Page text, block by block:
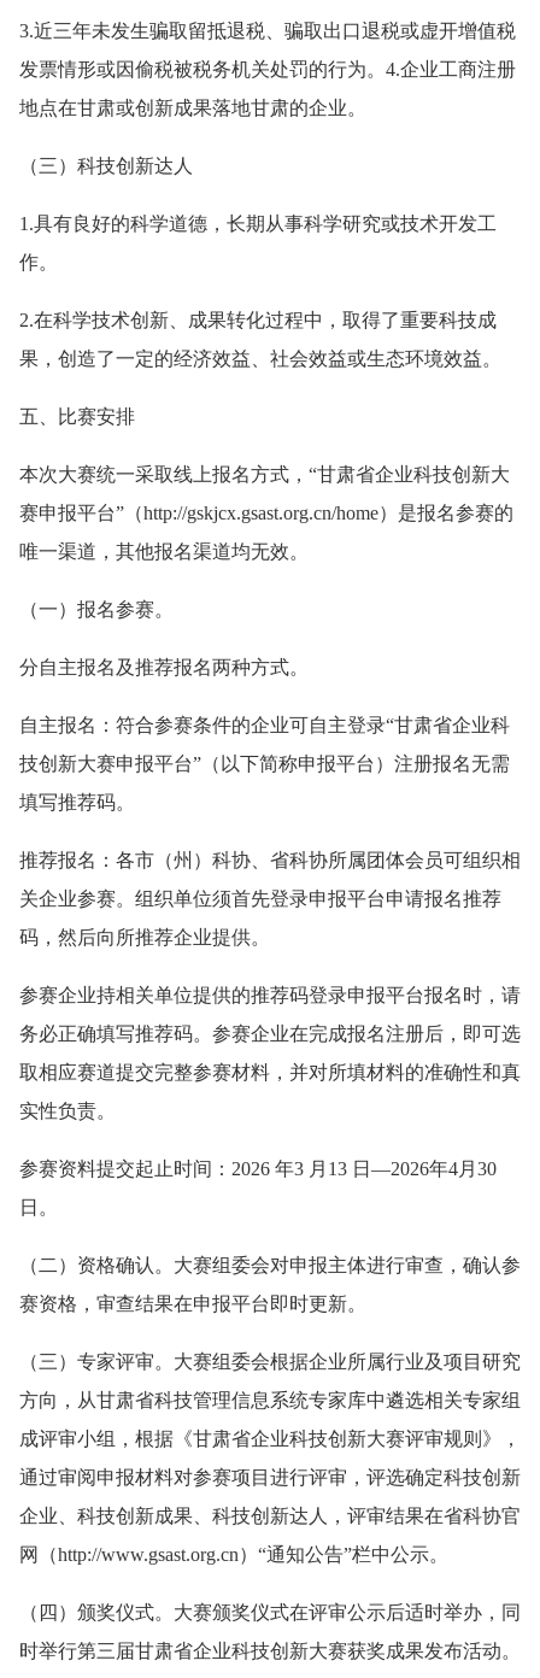
3.近三年未发生骗取留抵退税、骗取出口退税或虚开增值税
发票情形或因偷税被税务机关处罚的行为。4.企业工商注册
地点在甘肃或创新成果落地甘肃的企业。
（三）科技创新达人
1.具有良好的科学道德，长期从事科学研究或技术开发工
作。
2.在科学技术创新、成果转化过程中，取得了重要科技成
果，创造了一定的经济效益、社会效益或生态环境效益。
五、比赛安排
本次大赛统一采取线上报名方式，“甘肃省企业科技创新大
赛申报平台”（http://gskjcx.gsast.org.cn/home）是报名参赛的
唯一渠道，其他报名渠道均无效。
（一）报名参赛。
分自主报名及推荐报名两种方式。
自主报名：符合参赛条件的企业可自主登录“甘肃省企业科
技创新大赛申报平台”（以下简称申报平台）注册报名无需
填写推荐码。
推荐报名：各市（州）科协、省科协所属团体会员可组织相
关企业参赛。组织单位须首先登录申报平台申请报名推荐
码，然后向所推荐企业提供。
参赛企业持相关单位提供的推荐码登录申报平台报名时，请
务必正确填写推荐码。参赛企业在完成报名注册后，即可选
取相应赛道提交完整参赛材料，并对所填材料的准确性和真
实性负责。
参赛资料提交起止时间：2026 年3 月13 日—2026年4月30
日。
（二）资格确认。大赛组委会对申报主体进行审查，确认参
赛资格，审查结果在申报平台即时更新。
（三）专家评审。大赛组委会根据企业所属行业及项目研究
方向，从甘肃省科技管理信息系统专家库中遴选相关专家组
成评审小组，根据《甘肃省企业科技创新大赛评审规则》，
通过审阅申报材料对参赛项目进行评审，评选确定科技创新
企业、科技创新成果、科技创新达人，评审结果在省科协官
网（http://www.gsast.org.cn）“通知公告”栏中公示。
（四）颁奖仪式。大赛颁奖仪式在评审公示后适时举办，同
时举行第三届甘肃省企业科技创新大赛获奖成果发布活动。